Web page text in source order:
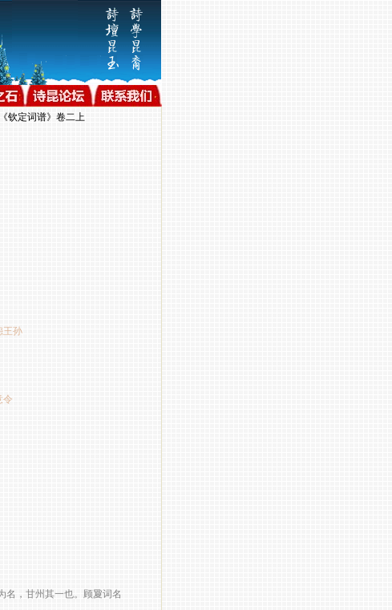
钦定词谱》卷二上
王孙
令
名，甘州其一也。顾夐词名